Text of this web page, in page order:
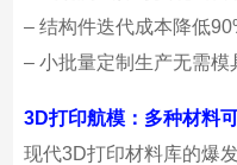
– 结构件迭代成本降低
– 小批量定制生产无需模
3D打印航模：多种材料
现代3D打印材料库的爆